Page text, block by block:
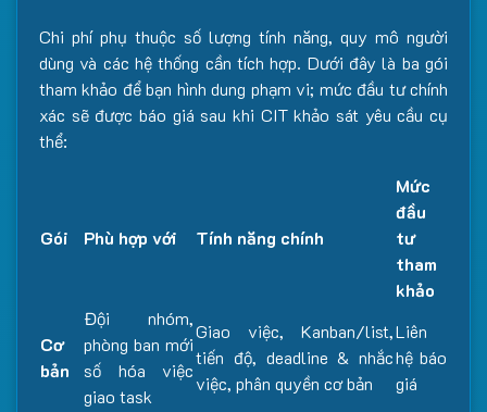
Chi phí phụ thuộc số lượng tính năng, quy mô người
dùng và các hệ thống cần tích hợp. Dưới đây là ba gói
tham khảo để bạn hình dung phạm vi; mức đầu tư chính
xác sẽ được báo giá sau khi CIT khảo sát yêu cầu cụ
thể:
Gói Phù hợp với Tính năng chính
Mức
đầu
tư
tham
khảo
Cơ
bản
Đội nhóm,
phòng ban mới
số hóa việc
giao task
Giao việc, Kanban/list,
tiến độ, deadline & nhắc
việc, phân quyền cơ bản
Liên
hệ báo
giá